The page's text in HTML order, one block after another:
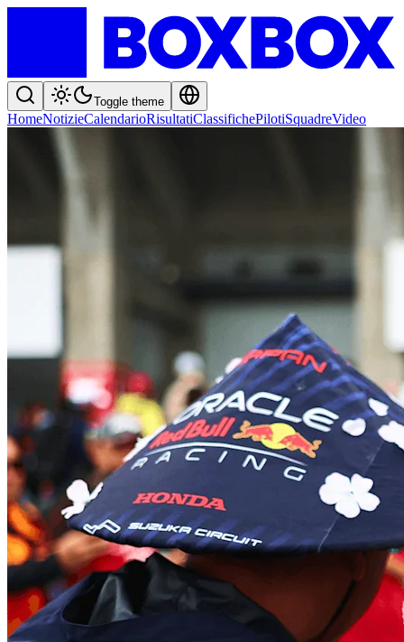
Toggle theme
HomeNotizieCalendarioRisultatiClassifichePilotiSquadreVideo